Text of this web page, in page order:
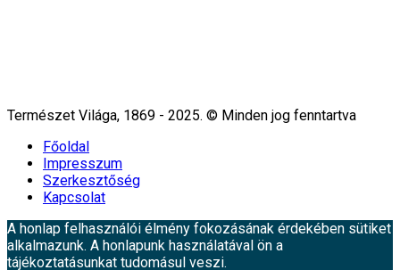
Természet Világa, 1869 - 2025. © Minden jog fenntartva
Főoldal
Impresszum
Szerkesztőség
Kapcsolat
A honlap felhasználói élmény fokozásának érdekében sütiket
alkalmazunk. A honlapunk használatával ön a
tájékoztatásunkat tudomásul veszi.